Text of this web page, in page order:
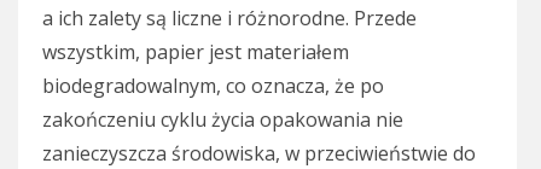
a ich zalety są liczne i różnorodne. Przede
wszystkim, papier jest materiałem
biodegradowalnym, co oznacza, że po
zakończeniu cyklu życia opakowania nie
zanieczyszcza środowiska, w przeciwieństwie do